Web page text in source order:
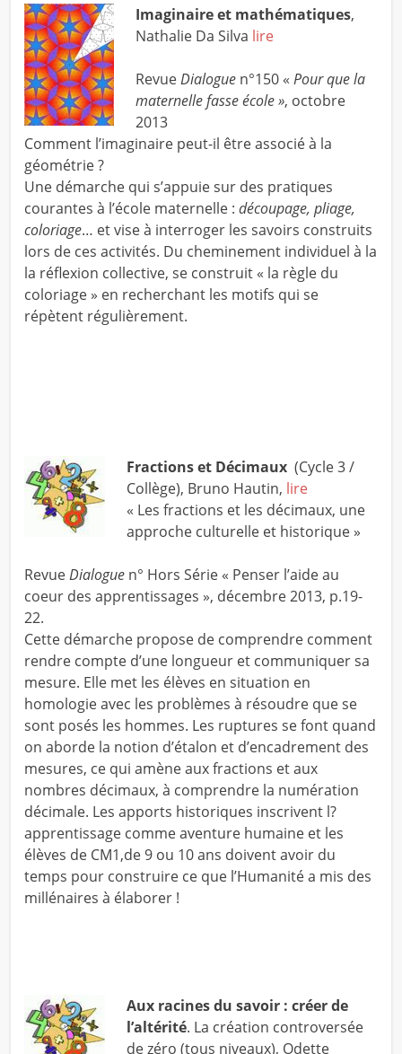
Imaginaire et mathématiques,
Nathalie Da Silva lire
RevueDialogue n°150 « Pour que la
maternelle fasse école », octobre
2013
Comment l’imaginaire peut-il être associé à la
géométrie ?
Une démarche qui s’appuie sur des pratiques
courantes à l’école maternelle : découpage, pliage,
coloriage… et vise à interroger les savoirs construits
lors de ces activités. Du cheminement individuel à la
la réflexion collective, se construit « la règle du
coloriage » en recherchant les motifs qui se
répètent régulièrement.
Fractions et Décimaux(Cycle 3 /
Collège), Bruno Hautin, lire
« Les fractions et les décimaux, une
approche culturelle et historique »
RevueDialoguen° Hors Série « Penser l’aide au
coeur des apprentissages », décembre 2013, p.19-
22.
Cette démarche propose de comprendre comment
rendre compte d’une longueur et communiquer sa
mesure. Elle met les élèves en situation en
homologie avec les problèmes à résoudre que se
sont posés les hommes. Les ruptures se font quand
on aborde la notion d’étalon et d’encadrement des
mesures, ce qui amène aux fractions et aux
nombres décimaux, à comprendre la numération
décimale. Les apports historiques inscrivent l?
apprentissage comme aventure humaine et les
élèves de CM1,de 9 ou 10 ans doivent avoir du
temps pour construire ce que l’Humanité a mis des
millénaires à élaborer !
Aux racines du savoir : créer de
l’altérité. La création controversée
de zéro (tous niveaux), Odette